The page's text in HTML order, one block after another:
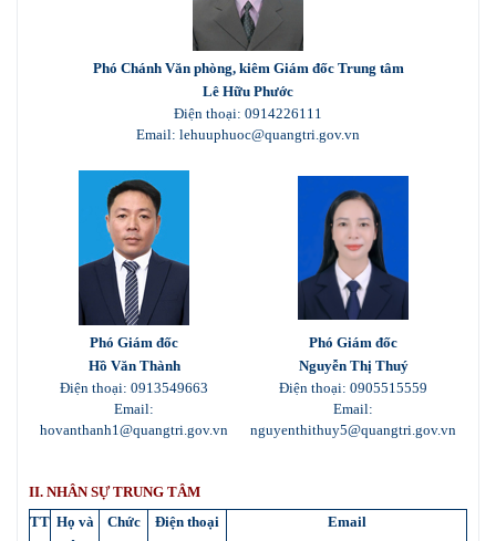
Phó Chánh Văn phòng, kiêm Giám đốc Trung tâm
Lê Hữu Phước
Điện thoại: 0914226111
Email: lehuuphuoc@quangtri.gov.vn
Phó Giám đốc
Phó Giám đốc
Hồ Văn Thành
Nguyễn Thị Thuý
Điện thoại: 0913549663
Điện thoại: 0905515559
Email:
hovanthanh1@quangtri.gov.vn
Email:
nguyenthithuy5@quangtri.gov.vn
II. NHÂN SỰ TRUNG TÂM
TT Họ và
Chức
Điện thoại Email